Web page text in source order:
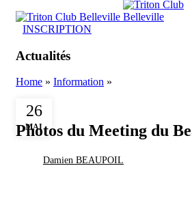
INSCRIPTION
Actualités
Home » Information »
Photos du Meeting du
Damien BEAUPOIL
26
MAI